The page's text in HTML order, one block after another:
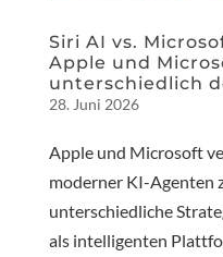
Siri AI vs.
Apple und
unterschiedlich
28. Juni 2026
Apple und Microsoft
moderner KI-Agenten
unterschiedliche
als intelligenten